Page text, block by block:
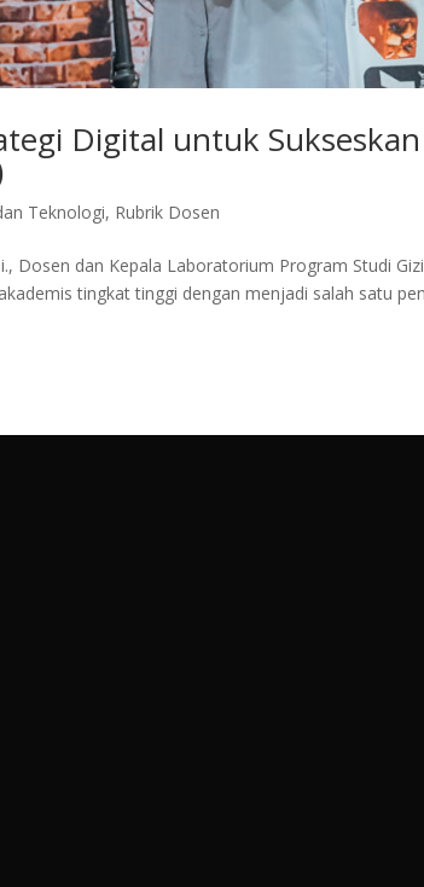
Digital untuk
Teknologi, Rubrik Dosen
Dosen dan Kepala Laboratorium Program Studi
tingkat tinggi dengan menjadi salah satu